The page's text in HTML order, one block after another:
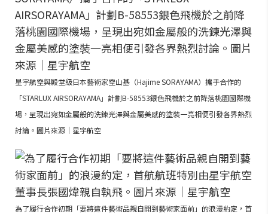
星宇航空與殿堂級日本藝術家空山基（Hajime SORAYAMA）攜手合作的
「STARLUX AIRSORAYAMA」計劃B-58553銀色飛機於之前降落桃園國際機
場，呈現出宛如金屬般的洗鍊光澤與金屬美感的塗裝一亮相便引發各界熱烈
討論。圖片來源｜星宇航空
為了履行合作初期「要將這件藝術品親自開到藝術家面前」的浪漫約定，首